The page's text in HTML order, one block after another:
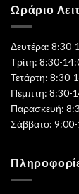
Ωράριο
Δευτέρα: 8:30-
Τρίτη: 8:30-
Τετάρτη: 8:30-
Πέμπτη: 8:30-
Παρασκευή:
Σάββατο: